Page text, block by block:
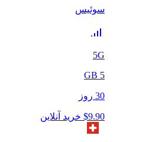
سوئیس
5G
5
30 روز
$9.90 خرید آنلاین